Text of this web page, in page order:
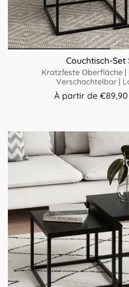
Couchtisch-Set
Kratzfeste Oberfläche |
Verschachtelbar |
À partir de€89,90